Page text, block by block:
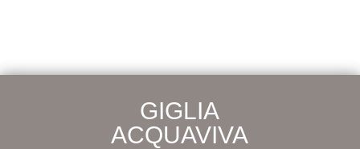
GIGLIA
ACQUAVIVA